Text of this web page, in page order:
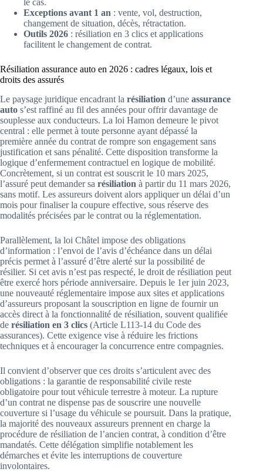
le cas.
Exceptions avant 1 an : vente, vol, destruction,
changement de situation, décès, rétractation.
Outils 2026 : résiliation en 3 clics et applications
facilitent le changement de contrat.
Résiliation assurance auto en 2026 : cadres légaux, lois et
droits des assurés
Le paysage juridique encadrant la résiliation d’une assurance
auto s’est raffiné au fil des années pour offrir davantage de
souplesse aux conducteurs. La loi Hamon demeure le pivot
central : elle permet à toute personne ayant dépassé la
première année du contrat de rompre son engagement sans
justification et sans pénalité. Cette disposition transforme la
logique d’enfermement contractuel en logique de mobilité.
Concrètement, si un contrat est souscrit le 10 mars 2025,
l’assuré peut demander sa résiliation à partir du 11 mars 2026,
sans motif. Les assureurs doivent alors appliquer un délai d’un
mois pour finaliser la coupure effective, sous réserve des
modalités précisées par le contrat ou la réglementation.
Parallèlement, la loi Châtel impose des obligations
d’information : l’envoi de l’avis d’échéance dans un délai
précis permet à l’assuré d’être alerté sur la possibilité de
résilier. Si cet avis n’est pas respecté, le droit de résiliation peut
être exercé hors période anniversaire. Depuis le 1er juin 2023,
une nouveauté réglementaire impose aux sites et applications
d’assureurs proposant la souscription en ligne de fournir un
accès direct à la fonctionnalité de résiliation, souvent qualifiée
de résiliation en 3 clics (Article L113-14 du Code des
assurances). Cette exigence vise à réduire les frictions
techniques et à encourager la concurrence entre compagnies.
Il convient d’observer que ces droits s’articulent avec des
obligations : la garantie de responsabilité civile reste
obligatoire pour tout véhicule terrestre à moteur. La rupture
d’un contrat ne dispense pas de souscrire une nouvelle
couverture si l’usage du véhicule se poursuit. Dans la pratique,
la majorité des nouveaux assureurs prennent en charge la
procédure de résiliation de l’ancien contrat, à condition d’être
mandatés. Cette délégation simplifie notablement les
démarches et évite les interruptions de couverture
involontaires.